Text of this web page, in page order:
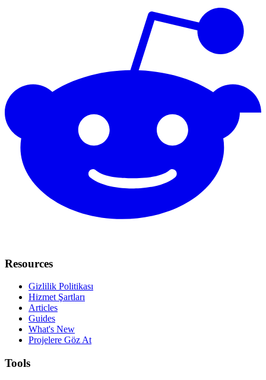
Resources
Gizlilik Politikası
Hizmet Şartları
Articles
Guides
What's New
Projelere Göz At
Tools